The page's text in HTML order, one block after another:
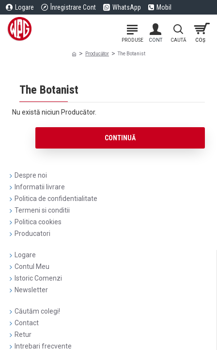
Logare Înregistrare Cont WhatsApp Mobil
Producător The Botanist
The Botanist
Nu există niciun Producător.
CONTINUĂ
Despre noi
Informatii livrare
Politica de confidentialitate
Termeni si conditii
Politica cookies
Producatori
Logare
Contul Meu
Istoric Comenzi
Newsletter
Căutăm colegi!
Contact
Retur
Intrebari frecvente